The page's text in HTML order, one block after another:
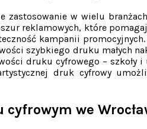
zastosowanie w wielu
reklamowych, które
kampanii
szybkiego druku małych
druku cyfrowego – szkoły
druk cyfrowy
we